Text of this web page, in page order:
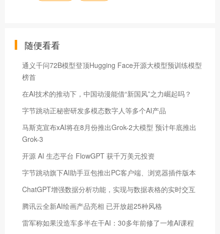
随便看看
通义千问72B模型登顶Hugging Face开源大模型预训练模型
榜首
在AI技术的推动下，中国动漫能借“新国风”之力崛起吗？
字节跳动正秘密研发多模态数字人等多个AI产品
马斯克宣布xAI将在8月份推出Grok-2大模型 预计年底推出
Grok-3
开源 AI 生态平台 FlowGPT 获千万美元投资
字节跳动旗下AI助手豆包推出PC客户端、浏览器插件版本
ChatGPT增强数据分析功能，实现与数据表格的实时交互
腾讯云全新AI绘画产品亮相 已开放超25种风格
雷军称如果没造车多半在干AI：30多年前修了一堆AI课程